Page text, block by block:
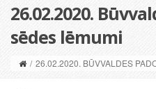
26.02.2020.
sēdes lēmumi
/ 26.02.2020. BŪVVALDES